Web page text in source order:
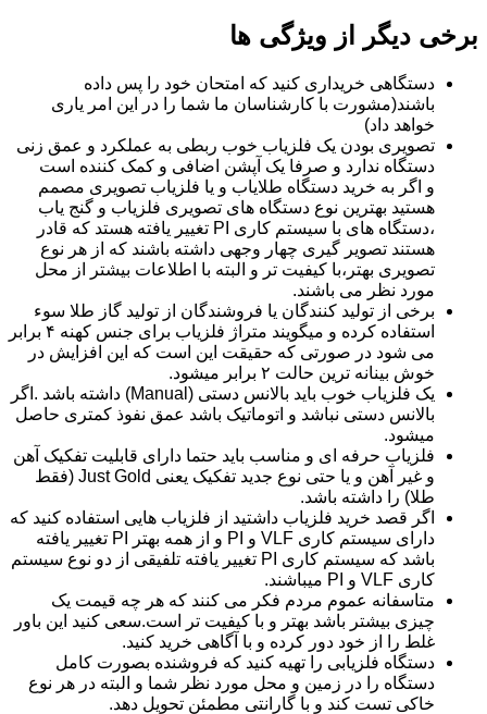
برخی دیگر از ویژگی ها
دستگاهی خریداری کنید که امتحان خود را پس داده
باشند(مشورت با کارشناسان ما شما را در این امر یاری
خواهد داد)
تصویری بودن یک فلزیاب خوب ربطی به عملکرد و عمق زنی
دستگاه ندارد و صرفا یک آپشن اضافی و کمک کننده است
و اگر به خرید دستگاه طلایاب و یا فلزیاب تصویری مصمم
هستید بهترین نوع دستگاه های تصویری فلزیاب و گنج یاب
،دستگاه های با سیستم کاری PI تغییر یافته هستد که قادر
هستند تصویر گیری چهار وجهی داشته باشند که از هر نوع
تصویری بهتر،با کیفیت تر و البته با اطلاعات بیشتر از محل
مورد نظر می باشند.
برخی از تولید کنندگان یا فروشندگان از تولید گاز طلا سوء
استفاده کرده و میگویند متراژ فلزیاب برای جنس کهنه ۴ برابر
می شود در صورتی که حقیقت این است که این افزایش در
خوش بینانه ترین حالت ۲ برابر میشود.
یک فلزیاب خوب باید بالانس دستی (Manual) داشته باشد .اگر
بالانس دستی نباشد و اتوماتیک باشد عمق نفوذ کمتری حاصل
میشود.
فلزیاب حرفه ای و مناسب باید حتما دارای قابلیت تفکیک آهن
و غیر آهن و یا حتی نوع جدید تفکیک یعنی Just Gold (فقط
طلا) را داشته باشد.
اگر قصد خرید فلزیاب داشتید از فلزیاب هایی استفاده کنید که
دارای سیستم کاری VLF و PI و از همه بهتر PI تغییر یافته
باشد که سیستم کاری PI تغییر یافته تلفیقی از دو نوع سیستم
کاری VLF و PI میباشند.
متاسفانه عموم مردم فکر می کنند که هر چه قیمت یک
چیزی بیشتر باشد بهتر و با کیفیت تر است.سعی کنید این باور
غلط را از خود دور کرده و با آگاهی خرید کنید.
دستگاه فلزیابی را تهیه کنید که فروشنده بصورت کامل
دستگاه را در زمین و محل مورد نظر شما و البته در هر نوع
خاکی تست کند و با گارانتی مطمئن تحویل دهد.